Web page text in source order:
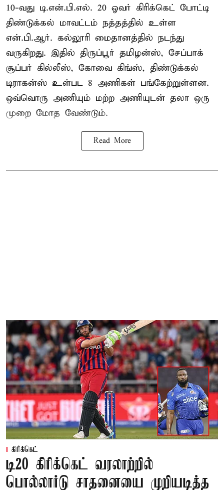
10-வது டி.என்.பி.எல். 20 ஓவர் கிரிக்கெட் போட்டி
திண்டுக்கல் மாவட்டம் நத்தத்தில் உள்ள
என்.பி.ஆர். கல்லூரி மைதானத்தில் நடந்து
வருகிறது. இதில் திருப்பூர் தமிழன்ஸ், சேப்பாக்
சூப்பர் கில்லீஸ், கோவை கிங்ஸ், திண்டுக்கல்
டிராகன்ஸ் உள்பட 8 அணிகள் பங்கேற்றுள்ளன.
ஒவ்வொரு அணியும் மற்ற அணியுடன் தலா ஒரு
முறை மோத வேண்டும்.
Read More
கிரிக்கெட்
டி20 கிரிக்கெட் வரலாற்றில்
பொல்லார்டு சாதனையை முறியடித்த